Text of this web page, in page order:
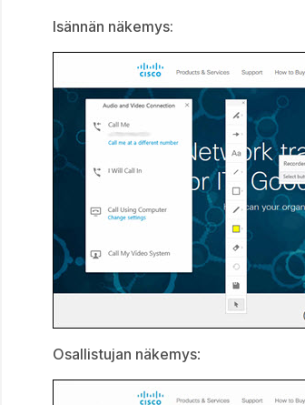
Isännän näkemys:
Osallistujan näkemys: